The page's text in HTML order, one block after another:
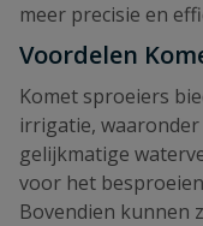
meer precisie en
Voordelen
Komet sproeiers
irrigatie,
gelijkmatige
voor het
Bovendien kunnen